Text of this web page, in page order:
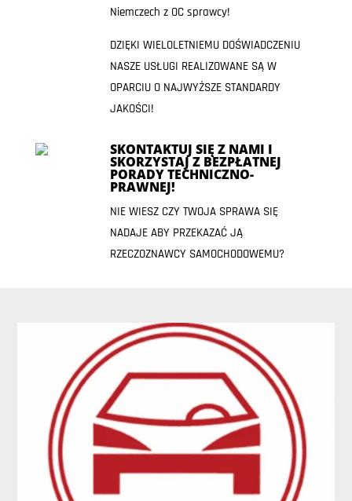
Niemczech z OC sprawcy!
DZIĘKI WIELOLETNIEMU DOŚWIADCZENIU
NASZE USŁUGI REALIZOWANE SĄ W
OPARCIU O NAJWYŻSZE STANDARDY
JAKOŚCI!
SKONTAKTUJ SIĘ Z NAMI I
SKORZYSTAJ Z BEZPŁATNEJ
PORADY TECHNICZNO-
PRAWNEJ!
NIE WIESZ CZY TWOJA SPRAWA SIĘ
NADAJE ABY PRZEKAZAĆ JĄ
RZECZOZNAWCY SAMOCHODOWEMU?